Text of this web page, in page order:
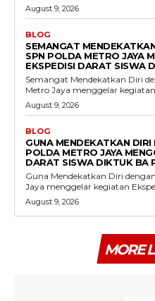
August 9, 2026
BLOG
SEMANGAT
SPN POLDA METRO JAYA
EKSPEDISI DARAT SISWA
Semangat Mendekatkan Diri
Metro Jaya menggelar
August 9, 2026
BLOG
GUNA MENDEKATKAN
POLDA METRO JAYA
DARAT SISWA DIKTUK BA
Guna Mendekatkan Diri
Jaya menggelar kegiatan
August 9, 2026
MORE